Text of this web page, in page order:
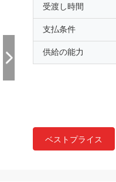
受渡し時間
支払条件
供給の能力
ベストプライス